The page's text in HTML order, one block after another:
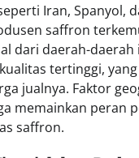
Iran, Spanyol,
saffron
dari daerah-daerah
tertinggi,
jualnya. Faktor
memainkan peran
saffron.